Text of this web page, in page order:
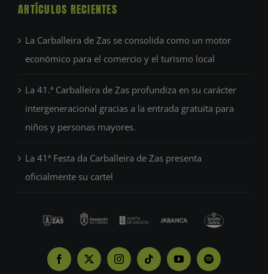
ARTÍCULOS RECIENTES
La Carballeira de Zas se consolida como un motor
económico para el comercio y el turismo local
La 41.ª Carballeira de Zas profundiza en su carácter
intergeneracional gracias a la entrada gratuita para
niños y personas mayores.
La 41ª Festa da Carballeira de Zas presenta
oficialmente su cartel